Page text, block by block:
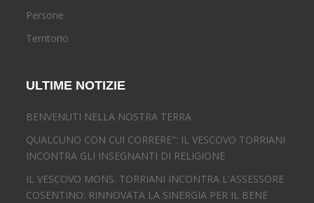
Persone
Territorio
ULTIME NOTIZIE
BENVENUTI NELLA NOSTRA TERRA
QUALCUNO CON CUI CORRERE": IL VESCOVO TORRIANI
INCONTRA GLI INSEGNANTI DI RELIGIONE
IL VESCOVO MONS. TORRIANI INCONTRA L'ASSESSORE
COSENTINO: RINNOVATA LA SINERGIA PER IL BENE